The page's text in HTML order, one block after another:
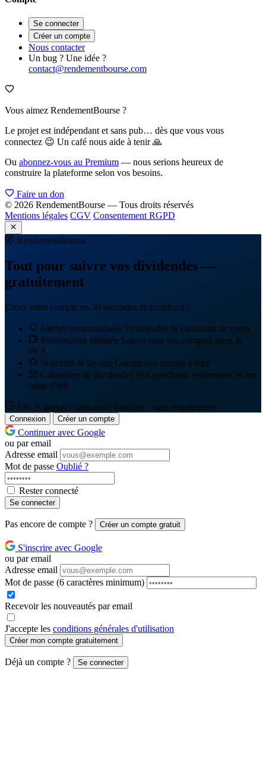
Se connecter
Créer un compte
Nous contacter
Un bug ? Une idée ?
contact@rendementbourse.com
Vous aimez RendementBourse ?
Le projet est indépendant et sans pub… dès que vous vous
connectez 😉 Un café nous aide à tenir 🙏
Ou abonnez-vous au Premium — nous serions heureux de
construire la plateforme selon vos besoins.
Faire un don
© 2026 RendementBourse — Tous droits réservés
Mentions légales CGV Consentement RGPD
RendementBourse
Tout pour suivre vos dividendes —
gratuitement
Créez votre compte en 30 secondes et accédez à :
Alertes personnalisées Dividendes & variations de cours
Portefeuilles illimités Suivez tous vos comptes titres &
PEA
Watchlist & favoris Gardez vos actions à l'œil
Calendrier de dividendes Vos prochains versements en un
coup d'œil
100 % gratuit · sans carte bancaire · sans engagement
Connexion Créer un compte
Continuer avec Google
ou par email
Adresse email
Mot de passe Oublié ?
Rester connecté
Se connecter
Pas encore de compte ? Créer un compte gratuit
S'inscrire avec Google
ou par email
Adresse email
Mot de passe (6 caractères minimum)
Recevoir les nouveautés par email
J'accepte les conditions générales d'utilisation
Créer mon compte gratuitement
Déjà un compte ? Se connecter